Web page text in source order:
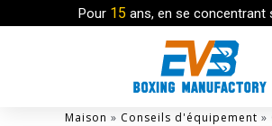
Pour 15 ans, en se concentrant
Maison » Conseils d'équipement »